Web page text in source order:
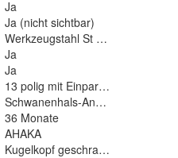
Ja
Ja (nicht sichtbar)
Werkzeugstahl St 52-3
Ja
Ja
13 polig mit Einparkhilfe
Schwanenhals-Anhängerkupplung
36 Monate
AHAKA
Kugelkopf geschraubt (starr)